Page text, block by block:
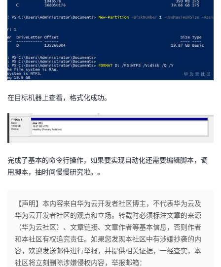
发
者
学
我
的
课
我
的
证
我
实
验
的
收
藏
Programs
的
支
持
技
术
持
的
云
建
议
在目标机器上查看，格式化成功。
完成了基本的命令行操作，如果要实现自动化还需要编辑脚本，调
用脚本，抽时间慢慢研究啦。。
【声明】本内容来自华为云开发者社区博主，不代表华为云及
华为云开发者社区的观点和立场。转载时必须标注文章的来源
（华为云社区）、文章链接、文章作者等基本信息，否则作者
和本社区有权追究责任。如果您发现本社区中有涉嫌抄袭的内
容，欢迎发送邮件进行举报，并提供相关证据，一经查实，本
社区将立刻删除涉嫌侵权内容，举报邮箱：